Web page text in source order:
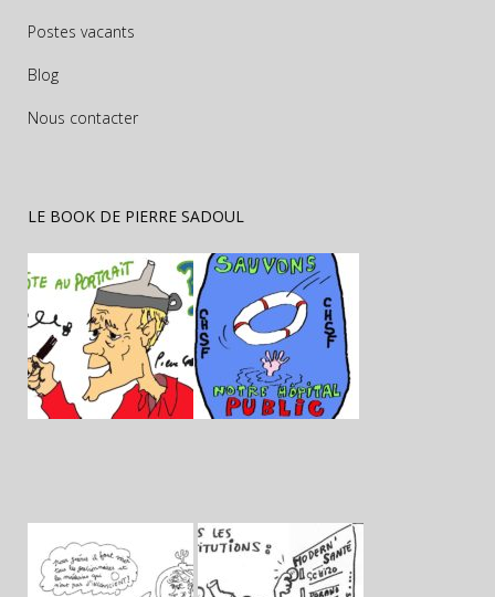
Postes vacants
Blog
Nous contacter
LE BOOK DE PIERRE SADOUL